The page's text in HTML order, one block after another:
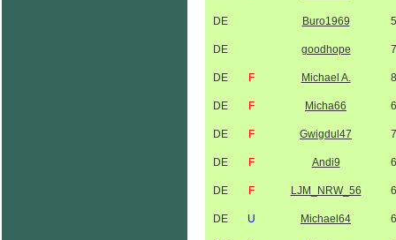
DE Buro1969
DE goodhope
DE F Michael A.
DE F Micha66
DE F Gwigdul47
DE F Andi9
DE F LJM_NRW_56
DE U Michael64